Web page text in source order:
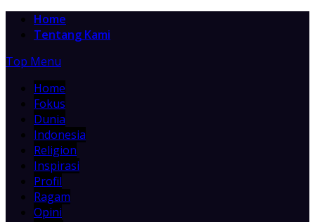
Home
Tentang Kami
Top Menu
Home
Fokus
Dunia
Indonesia
Religion
Inspirasi
Profil
Ragam
Opini